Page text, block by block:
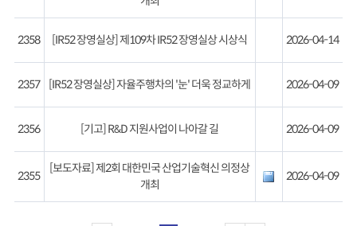
2358 [IR52 장영실상] 제109차 IR52 장영실상 시상식 2026-04-14
2357 [IR52 장영실상] 자율주행차의 '눈' 더욱 정교하게 2026-04-09
2356 [기고] R&D 지원사업이 나아갈 길 2026-04-09
2355
[보도자료] 제2회 대한민국 산업기술혁신 의정상
개최
2026-04-09